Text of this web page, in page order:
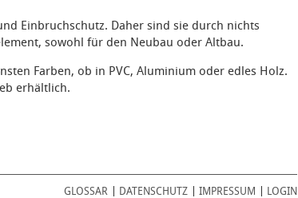
Einbruchschutz. Daher sind sie durch nichts
sowohl für den Neubau oder Altbau.
Farben, ob in PVC, Aluminium oder edles Holz.
erhältlich.
GLOSSAR DATENSCHUTZ IMPRESSUM LOGIN